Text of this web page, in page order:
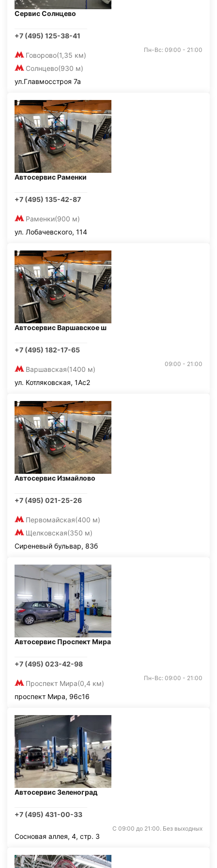
Сервис Солнцево
+7 (495) 125-38-41
Говорово(1,35 км)
Солнцево(930 м)
Пн-Вс: 09:00 - 21:00
ул.Главмосстроя 7а
Автосервис Раменки
+7 (495) 135-42-87
Раменки(900 м)
ул. Лобачевского, 114
Автосервис Варшавское ш
+7 (495) 182-17-65
Варшавская(1400 м)
09:00 - 21:00
ул. Котляковская, 1Ас2
Автосервис Измайлово
+7 (495) 021-25-26
Первомайская(400 м)
Щелковская(350 м)
Сиреневый бульвар, 83б
Автосервис Проспект Мира
+7 (495) 023-42-98
Проспект Мира(0,4 км)
Пн-Вс: 09:00 - 21:00
проспект Мира, 96с16
Автосервис Зеленоград
+7 (495) 431-00-33
С 09:00 до 21:00. Без выходных
Сосновая аллея, 4, стр. 3